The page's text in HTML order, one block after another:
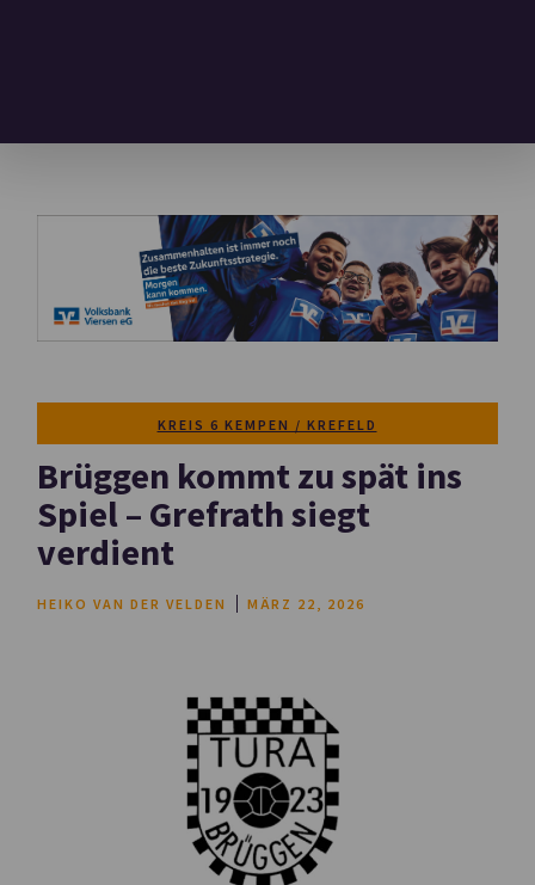
KREIS 6 KEMPEN / KREFELD
Brüggen kommt zu spät ins
Spiel – Grefrath siegt
verdient
HEIKO VAN DER VELDEN MÄRZ 22, 2026